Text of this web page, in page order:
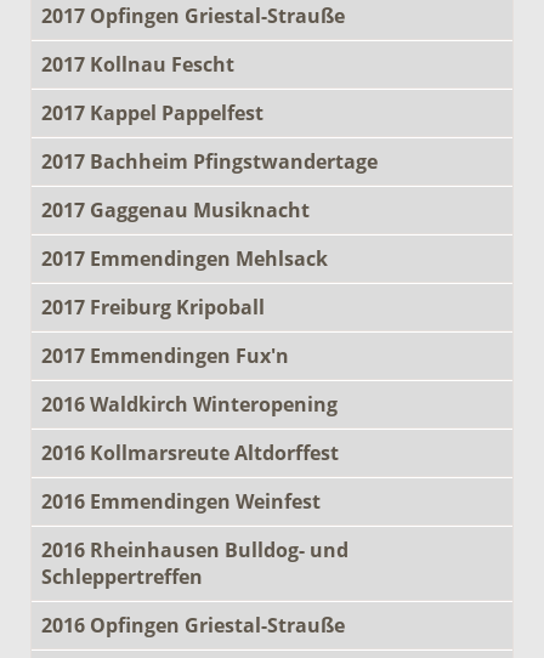
2017 Opfingen Griestal-Strauße
2017 Kollnau Fescht
2017 Kappel Pappelfest
2017 Bachheim Pfingstwandertage
2017 Gaggenau Musiknacht
2017 Emmendingen Mehlsack
2017 Freiburg Kripoball
2017 Emmendingen Fux'n
2016 Waldkirch Winteropening
2016 Kollmarsreute Altdorffest
2016 Emmendingen Weinfest
2016 Rheinhausen Bulldog- und
Schleppertreffen
2016 Opfingen Griestal-Strauße